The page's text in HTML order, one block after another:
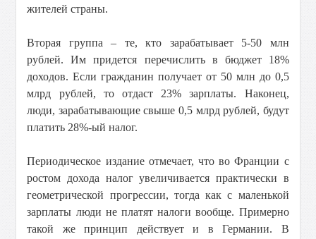
жителей страны.
Вторая группа – те, кто зарабатывает 5-50 млн
рублей. Им придется перечислить в бюджет 18%
доходов. Если гражданин получает от 50 млн до 0,5
млрд рублей, то отдаст 23% зарплаты. Наконец,
люди, зарабатывающие свыше 0,5 млрд рублей, будут
платить 28%-ый налог.
Периодическое издание отмечает, что во Франции с
ростом дохода налог увеличивается практически в
геометрической прогрессии, тогда как с маленькой
зарплаты люди не платят налоги вообще. Примерно
такой же принцип действует и в Германии. В